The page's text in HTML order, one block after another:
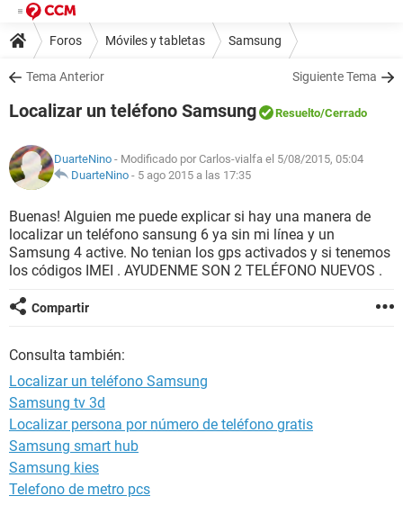
Foros Móviles y tabletas Samsung
Tema Anterior Siguiente Tema
Localizar un teléfono Samsung Resuelto/Cerrado
DuarteNino - Modificado por Carlos-vialfa el 5/08/2015, 05:04
DuarteNino - 5 ago 2015 a las 17:35
Buenas! Alguien me puede explicar si hay una manera de
localizar un teléfono sansung 6 ya sin mi línea y un
Samsung 4 active. No tenian los gps activados y si tenemos
los códigos IMEI . AYUDENME SON 2 TELÉFONO NUEVOS .
Compartir
Consulta también:
Localizar un teléfono Samsung
Samsung tv 3d
Localizar persona por número de teléfono gratis
Samsung smart hub
Samsung kies
Telefono de metro pcs